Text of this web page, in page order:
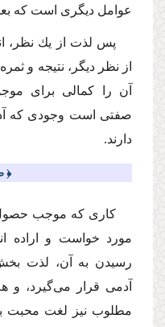
عوامل دیگرى است كه
پس لذت از یك نظر،
از نظر دیگر، نتیجه و
آن را كمالى براى
صفتى است وجودى كه
دارند.
﴿
كارى كه موجب
مورد خواست و اراده
رسیدن به آن، لذت
آدمى قرار مى‌گیرد،
مطلوب نیز لغت محبت